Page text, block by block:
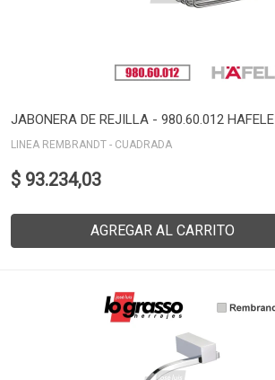
JABONERA DE REJILLA - 980.60.012 HAFELE
LINEA REMBRANDT - CUADRADA
$ 93.234,03
AGREGAR AL CARRITO